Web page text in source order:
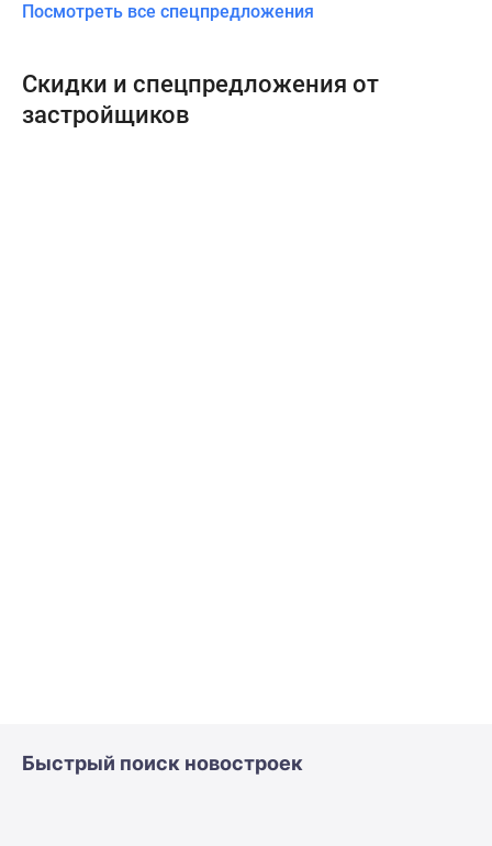
Посмотреть все спецпредложения
Скидки и спецпредложения от
застройщиков
Быстрый поиск новостроек